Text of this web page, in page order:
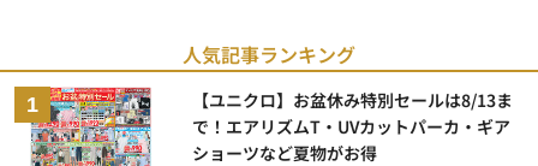
人気記事ランキング
【ユニクロ】お盆休み特別セールは8/13ま
で！エアリズムT・UVカットパーカ・ギア
ショーツなど夏物がお得